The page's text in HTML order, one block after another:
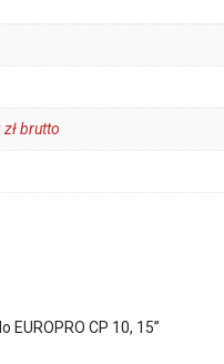
brutto
CP 10, 15”